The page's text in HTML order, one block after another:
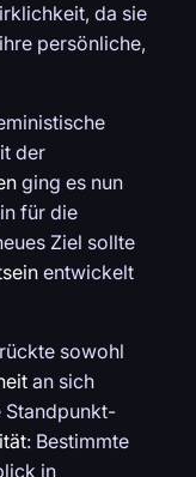
da sie
persönliche,
der
ging es nun
für die
Ziel sollte
entwickelt
sowohl
an sich
Standpunkt-
: Bestimmte
in